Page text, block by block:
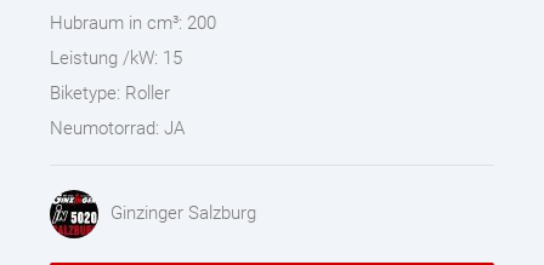
Hubraum in cm³: 200
Leistung /kW: 15
Biketype: Roller
Neumotorrad: JA
Ginzinger Salzburg